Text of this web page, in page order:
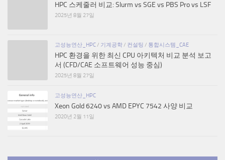
HPC 스케줄러 비교: Slurm vs SGE vs PBS Pro vs LSF
2025년 8월 27일
고성능연산_HPC/ 기계공학/ 컨설팅 / 통합시스템_CAE
HPC 환경을 위한 최신 CPU 아키텍처 비교 분석 보고
서 (CFD/CAE 소프트웨어 성능 중심)
2025년 8월 27일
고성능연산_HPC
Xeon Gold 6240 vs AMD EPYC 7542 사양 비교
2020년 2월 11일